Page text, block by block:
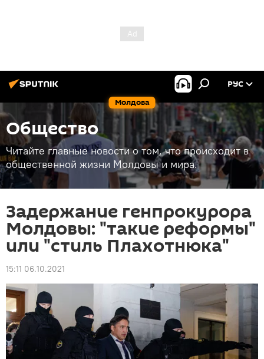
Молдова
РУС
Общество
Читайте главные новости о том, что происходит в
общественной жизни Молдовы и мира.
Задержание генпрокурора
Молдовы: "такие реформы"
или "стиль Плахотнюка"
15:11 06.10.2021